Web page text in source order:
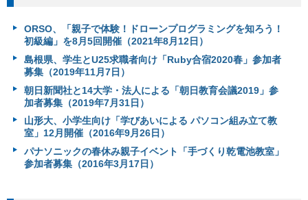
ORSO、「親子で体験！ドローンプログラミングを知ろう！
初級編」を8月5回開催（2021年8月12日）
島根県、学生とU25求職者向け「Ruby合宿2020春」参加者
募集（2019年11月7日）
朝日新聞社と14大学・法人による「朝日教育会議2019」参
加者募集（2019年7月31日）
山形大、小学生向け「学びあいによる パソコン組み立て教
室」12月開催（2016年9月26日）
パナソニックの春休み親子イベント「手づくり乾電池教室」
参加者募集（2016年3月17日）